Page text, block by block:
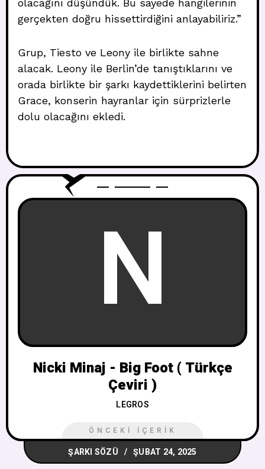
olacağını düşündük. Bu sayede hangilerinin
gerçekten doğru hissettirdiğini anlayabiliriz.”
Grup, Tiesto ve Leony ile birlikte sahne
alacak. Leony ile Berlin’de tanıştıklarını ve
orada birlikte bir şarkı kaydettiklerini belirten
Grace, konserin hayranlar için sürprizlerle
dolu olacağını ekledi.
N
Nicki Minaj - Big Foot ( Türkçe
Çeviri )
LEGROS
ÖNCEKI İÇERIK
ŞARKI SÖZÜ ŞUBAT 24, 2025